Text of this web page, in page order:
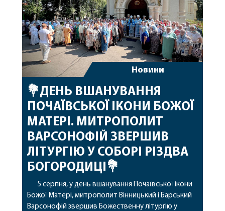
Новини
💐ДЕНЬ ВШАНУВАННЯ
ПОЧАЇВСЬКОЇ ІКОНИ БОЖОЇ
МАТЕРІ. МИТРОПОЛИТ
ВАРСОНОФІЙ ЗВЕРШИВ
ЛІТУРГІЮ У СОБОРІ РІЗДВА
БОГОРОДИЦІ💐
5 серпня, у день вшанування Почаївської ікони
Божої Матері, митрополит Вінницький і Барський
Варсонофій звершив Божественну літургію у